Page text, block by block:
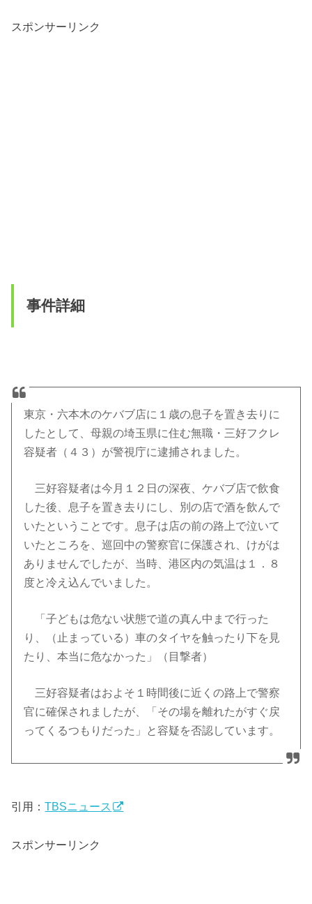
スポンサーリンク
事件詳細
東京・六本木のケバブ店に１歳の息子を置き去りに
したとして、母親の埼玉県に住む無職・三好フクレ
容疑者（４３）が警視庁に逮捕されました。
三好容疑者は今月１２日の深夜、ケバブ店で飲食
した後、息子を置き去りにし、別の店で酒を飲んで
いたということです。息子は店の前の路上で泣いて
いたところを、巡回中の警察官に保護され、けがは
ありませんでしたが、当時、港区内の気温は１．８
度と冷え込んでいました。
「子どもは危ない状態で道の真ん中まで行った
り、（止まっている）車のタイヤを触ったり下を見
たり、本当に危なかった」（目撃者）
三好容疑者はおよそ１時間後に近くの路上で警察
官に確保されましたが、「その場を離れたがすぐ戻
ってくるつもりだった」と容疑を否認しています。
引用：TBSニュース
スポンサーリンク